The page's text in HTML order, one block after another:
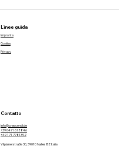
Contatto
info@crescendi.de
+39 0471 678846
+49 171 7781392
Vilpianerstraße 30, 39010 Nalles BZ Italia
Linee guida
Impronta
Cookies
Privacy